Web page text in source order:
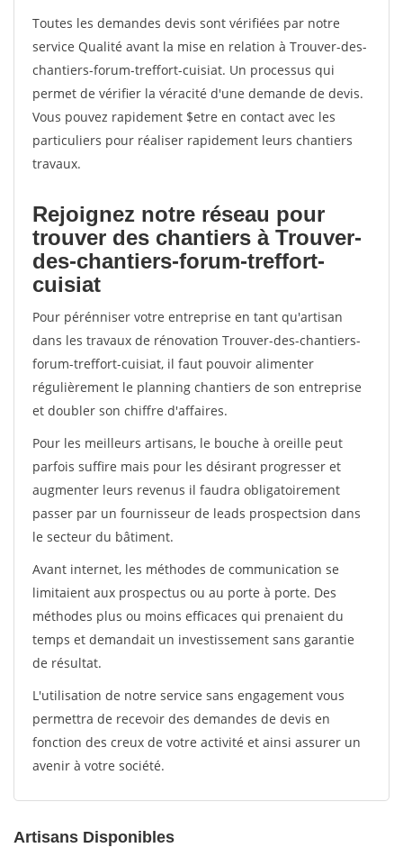
Toutes les demandes devis sont vérifiées par notre
service Qualité avant la mise en relation à Trouver-des-
chantiers-forum-treffort-cuisiat. Un processus qui
permet de vérifier la véracité d'une demande de devis.
Vous pouvez rapidement $etre en contact avec les
particuliers pour réaliser rapidement leurs chantiers
travaux.
Rejoignez notre réseau pour
trouver des chantiers à Trouver-
des-chantiers-forum-treffort-
cuisiat
Pour pérénniser votre entreprise en tant qu'artisan
dans les travaux de rénovation Trouver-des-chantiers-
forum-treffort-cuisiat, il faut pouvoir alimenter
régulièrement le planning chantiers de son entreprise
et doubler son chiffre d'affaires.
Pour les meilleurs artisans, le bouche à oreille peut
parfois suffire mais pour les désirant progresser et
augmenter leurs revenus il faudra obligatoirement
passer par un fournisseur de leads prospectsion dans
le secteur du bâtiment.
Avant internet, les méthodes de communication se
limitaient aux prospectus ou au porte à porte. Des
méthodes plus ou moins efficaces qui prenaient du
temps et demandait un investissement sans garantie
de résultat.
L'utilisation de notre service sans engagement vous
permettra de recevoir des demandes de devis en
fonction des creux de votre activité et ainsi assurer un
avenir à votre société.
Artisans Disponibles